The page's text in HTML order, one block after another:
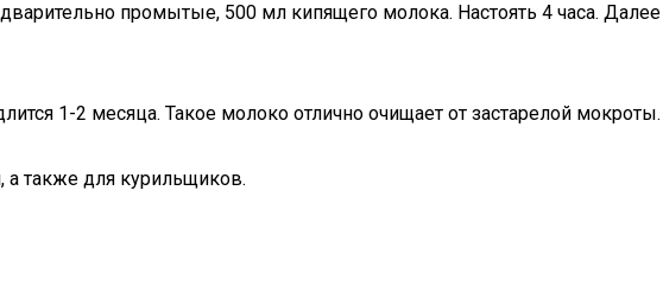
промытые, 500 мл кипящего молока. Настоять 4 часа. Далее
1-2 месяца. Такое молоко отлично очищает от застарелой мокроты.
а также для курильщиков.